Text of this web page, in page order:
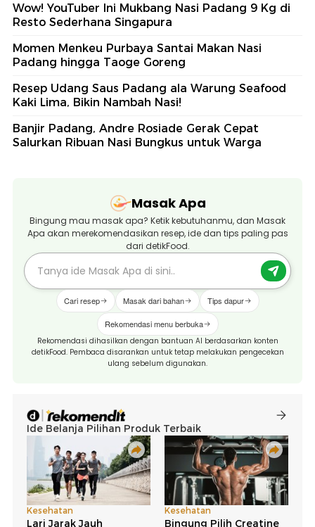
Wow! YouTuber Ini Mukbang Nasi Padang 9 Kg di
Resto Sederhana Singapura
Momen Menkeu Purbaya Santai Makan Nasi
Padang hingga Taoge Goreng
Resep Udang Saus Padang ala Warung Seafood
Kaki Lima, Bikin Nambah Nasi!
Banjir Padang, Andre Rosiade Gerak Cepat
Salurkan Ribuan Nasi Bungkus untuk Warga
Masak Apa
Bingung mau masak apa? Ketik kebutuhanmu, dan Masak
Apa akan merekomendasikan resep, ide dan tips paling pas
dari detikFood.
Cari resep Masak dari bahan Tips dapur
Rekomendasi menu berbuka
Rekomendasi dihasilkan dengan bantuan AI berdasarkan konten
detikFood. Pembaca disarankan untuk tetap melakukan pengecekan
ulang sebelum digunakan.